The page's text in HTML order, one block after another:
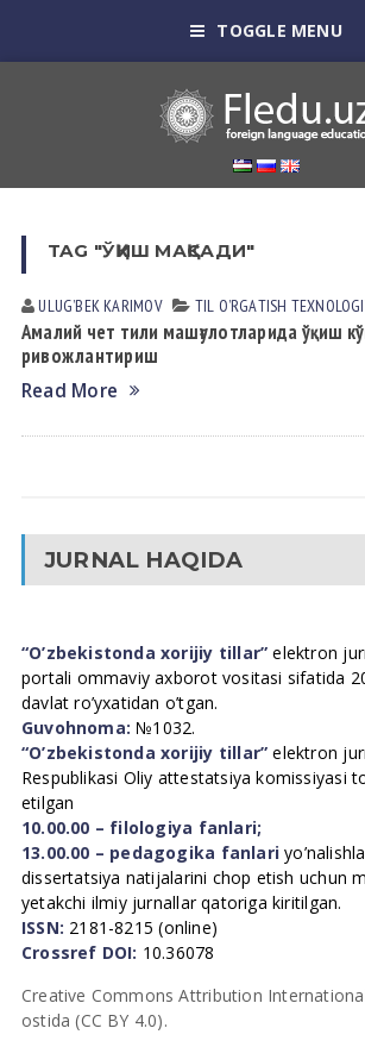
TOGGLE MENU
TAG "ЎҚИШ МАҚСАДИ"
ULUGʼBEK KАRIMOV TIL OʼRGАTISH
Амалий чет тили машғулотларида ўқиш
ривожлантириш
Read More
JURNAL HAQIDA
“O’zbekistonda xorijiy tillar” elektron
portali ommaviy axborot vositasi sifatida
davlat ro’yxatidan o’tgan.
Guvohnoma: №1032.
“O’zbekistonda xorijiy tillar” elektron
Respublikasi Oliy attestatsiya komissiyasi
etilgan
10.00.00 – filologiya fanlari;
13.00.00 – pedagogika fanlari
dissertatsiya natijalarini chop etish uchun
yetakchi ilmiy jurnallar qatoriga kiritilgan.
ISSN: 2181-8215 (online)
Crossref DOI: 10.36078
Creative Commons Attribution
ostida (CC BY 4.0).